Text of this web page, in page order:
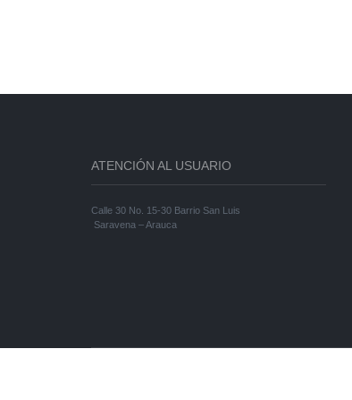
ATENCIÓN AL USUARIO
Calle 30 No. 15-30 Barrio San Luis
Saravena – Arauca